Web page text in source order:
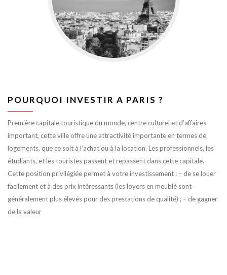
POURQUOI INVESTIR A PARIS ?
Première capitale touristique du monde, centre culturel et d’affaires
important, cette ville offre une attractivité importante en termes de
logements, que ce soit à l’achat ou à la location. Les professionnels, les
étudiants, et les touristes passent et repassent dans cette capitale.
Cette position privilégiée permet à votre investissement : – de se louer
facilement et à des prix intéressants (les loyers en meublé sont
généralement plus élevés pour des prestations de qualité) ; – de gagner
de la valeur